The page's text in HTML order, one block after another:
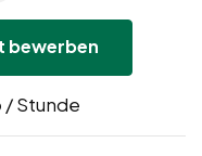
bewerben
/ Stunde